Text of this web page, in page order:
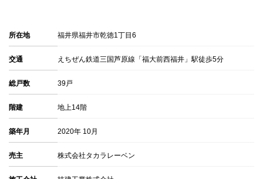
所在地 福井県福井市乾徳1丁目6
交通 えちぜん鉄道三国芦原線「福大前西福井」駅徒歩5分
総戸数 39戸
階建 地上14階
築年月 2020年 10月
売主 株式会社タカラレーベン